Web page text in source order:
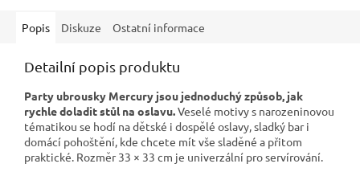
Popis Diskuze Ostatní informace
Detailní popis produktu
Party ubrousky Mercury jsou jednoduchý způsob, jak
rychle doladit stůl na oslavu.Veselé motivy s narozeninovou
tématikou se hodí na dětské i dospělé oslavy, sladký bar i
domácí pohoštění, kde chcete mít vše sladěné a přitom
praktické. Rozměr 33 × 33 cm je univerzální pro servírování.